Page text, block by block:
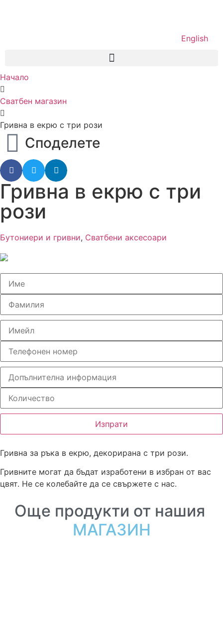
English
Начало
Сватбен магазин
Гривна в екрю с три рози
Споделете
Гривна в екрю с три
рози
Бутониери и гривни, Сватбени аксесоари
Изпрати
Гривна за ръка в екрю, декорирана с три рози.
Гривните могат да бъдат изработени в избран от вас
цвят. Не се колебайте да се свържете с нас.
Още продукти от нашия
МАГАЗИН